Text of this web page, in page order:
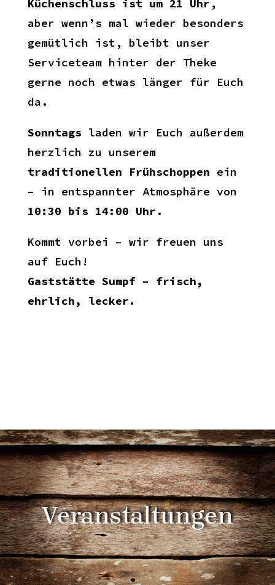
Küchenschluss ist um 21 Uhr ,
aber wenn’s mal wieder besonders
gemütlich ist, bleibt unser
Serviceteam hinter der Theke
gerne noch etwas länger für Euch
da.
Sonntags laden wir Euch außerdem
herzlich zu unserem
traditionellen Frühschoppen ein
– in entspannter Atmosphäre von
10:30 bis 14:00 Uhr .
Kommt vorbei – wir freuen uns
auf Euch!
Gaststätte Sumpf – frisch,
ehrlich, lecker.
Veranstaltungen